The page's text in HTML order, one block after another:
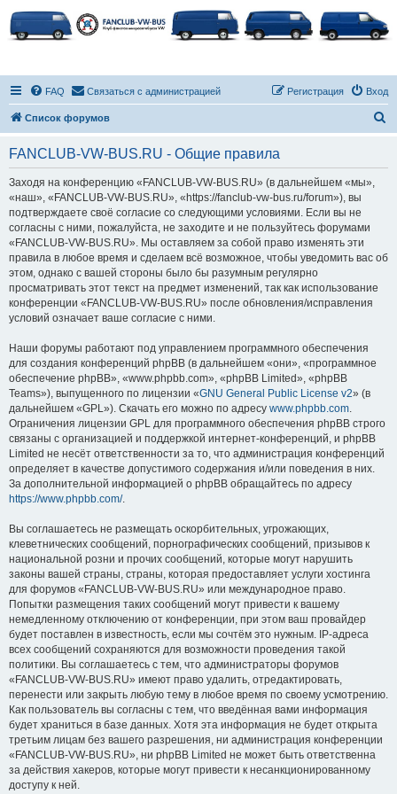
FAQ Связаться с администрацией Вход
Регистрация
Список форумов
FANCLUB-VW-BUS.RU - Общие правила
Заходя на конференцию «FANCLUB-VW-BUS.RU» (в дальнейшем «мы»,
«наш», «FANCLUB-VW-BUS.RU», «https://fanclub-vw-bus.ru/forum»), вы
подтверждаете своё согласие со следующими условиями. Если вы не
согласны с ними, пожалуйста, не заходите и не пользуйтесь форумами
«FANCLUB-VW-BUS.RU». Мы оставляем за собой право изменять эти
правила в любое время и сделаем всё возможное, чтобы уведомить вас об
этом, однако с вашей стороны было бы разумным регулярно
просматривать этот текст на предмет изменений, так как использование
конференции «FANCLUB-VW-BUS.RU» после обновления/исправления
условий означает ваше согласие с ними.
Наши форумы работают под управлением программного обеспечения
для создания конференций phpBB (в дальнейшем «они», «программное
обеспечение phpBB», «www.phpbb.com», «phpBB Limited», «phpBB
Teams»), выпущенного по лицензии «GNU General Public License v2» (в
дальнейшем «GPL»). Скачать его можно по адресу www.phpbb.com
Ограничения лицензии GPL для программного обеспечения phpBB строго
связаны с организацией и поддержкой интернет-конференций, и phpBB
Limited не несёт ответственности за то, что администрация конференций
определяет в качестве допустимого содержания и/или поведения в них.
За дополнительной информацией о phpBB обращайтесь по адресу
https://www.phpbb.com/.
Вы соглашаетесь не размещать оскорбительных, угрожающих,
клеветнических сообщений, порнографических сообщений, призывов к
национальной розни и прочих сообщений, которые могут нарушить
законы вашей страны, страны, которая предоставляет услуги хостинга
для форумов «FANCLUB-VW-BUS.RU» или международное право.
Попытки размещения таких сообщений могут привести к вашему
немедленному отключению от конференции, при этом ваш провайдер
будет поставлен в известность, если мы сочтём это нужным. IP-адреса
всех сообщений сохраняются для возможности проведения такой
политики. Вы соглашаетесь с тем, что администраторы форумов
«FANCLUB-VW-BUS.RU» имеют право удалить, отредактировать,
перенести или закрыть любую тему в любое время по своему усмотрению.
Как пользователь вы согласны с тем, что введённая вами информация
будет храниться в базе данных. Хотя эта информация не будет открыта
третьим лицам без вашего разрешения, ни администрация конференции
«FANCLUB-VW-BUS.RU», ни phpBB Limited не может быть ответственна
за действия хакеров, которые могут привести к несанкционированному
доступу к ней.